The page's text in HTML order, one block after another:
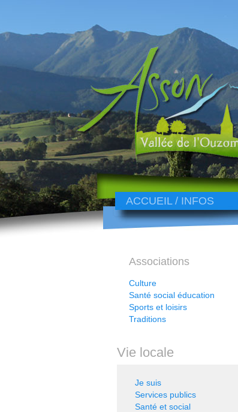
ACCUEIL / INFOS
Associations
Culture
Santé social éducation
Sports et loisirs
Traditions
Vie locale
Je suis
Services publics
Santé et social